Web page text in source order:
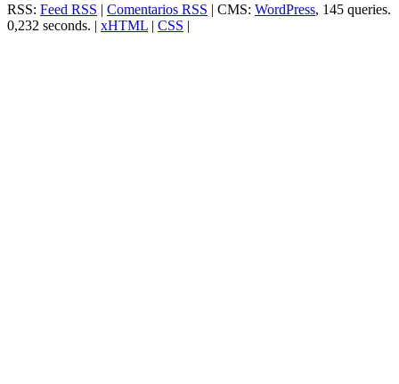
RSS: Feed RSS | Comentarios RSS | CMS: WordPress, 145 queries.
0,232 seconds. | xHTML | CSS |